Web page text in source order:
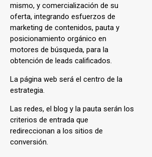
mismo, y comercialización de su
oferta, integrando esfuerzos de
marketing de contenidos, pauta y
posicionamiento orgánico en
motores de búsqueda, para la
obtención de leads calificados.
La página web será el centro de la
estrategia.
Las redes, el blog y la pauta serán los
criterios de entrada que
redireccionan a los sitios de
conversión.